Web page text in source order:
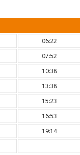
06:22
07:52
10:38
13:38
15:23
16:53
19:14